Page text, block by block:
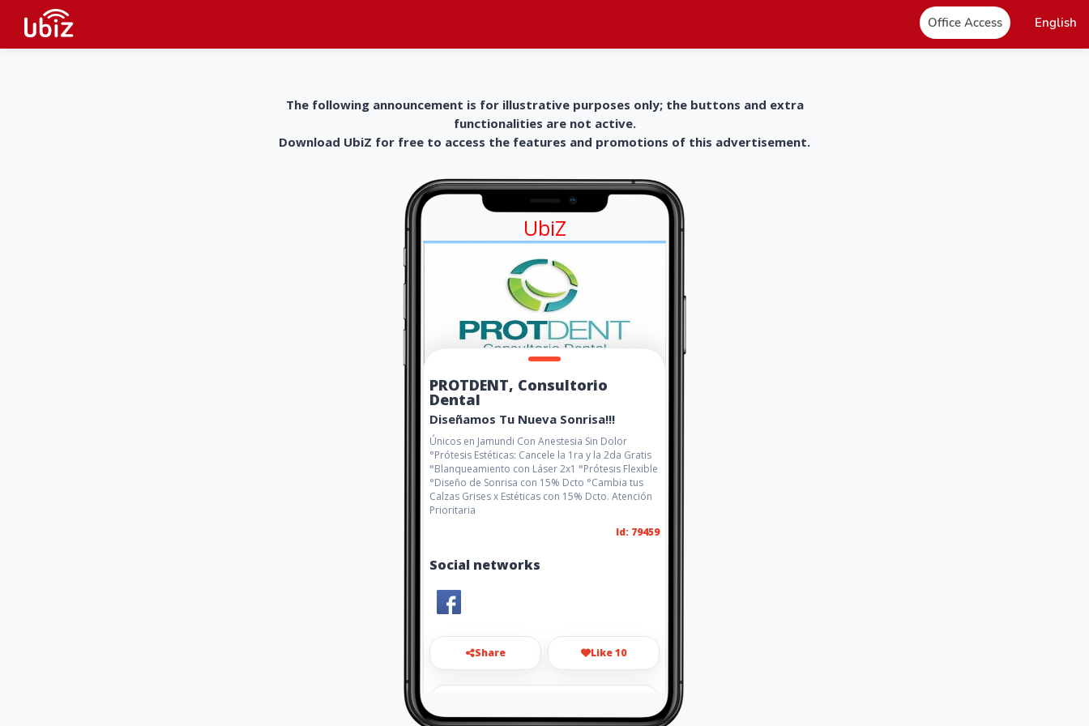
Office Access English
The following announcement is for illustrative purposes only; the buttons and extra
functionalities are not active.
Download UbiZ for free to access the features and promotions of this advertisement.
UbiZ
PROTDENT, Consultorio
Dental
Diseñamos Tu Nueva Sonrisa!!!
Únicos en Jamundi Con Anestesia Sin Dolor
°Prótesis Estéticas: Cancele la 1ra y la 2da Gratis
°Blanqueamiento con Láser 2x1 °Prótesis Flexible
°Diseño de Sonrisa con 15% Dcto °Cambia tus
Calzas Grises x Estéticas con 15% Dcto. Atención
Prioritaria
Id: 79459
Social networks
Share Like 10
mail.com